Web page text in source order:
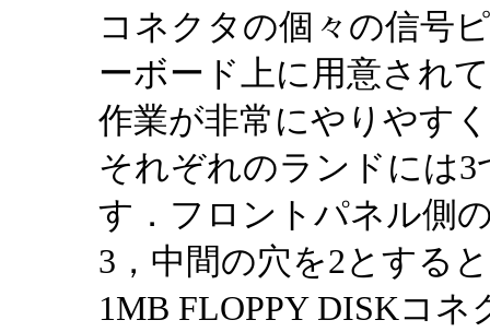
コネクタの個々の信号
ーボード上に用意され
作業が非常にやりやす
それぞれのランドには
す．フロントパネル側
3，中間の穴を2とする
1MB FLOPPY DISKコ